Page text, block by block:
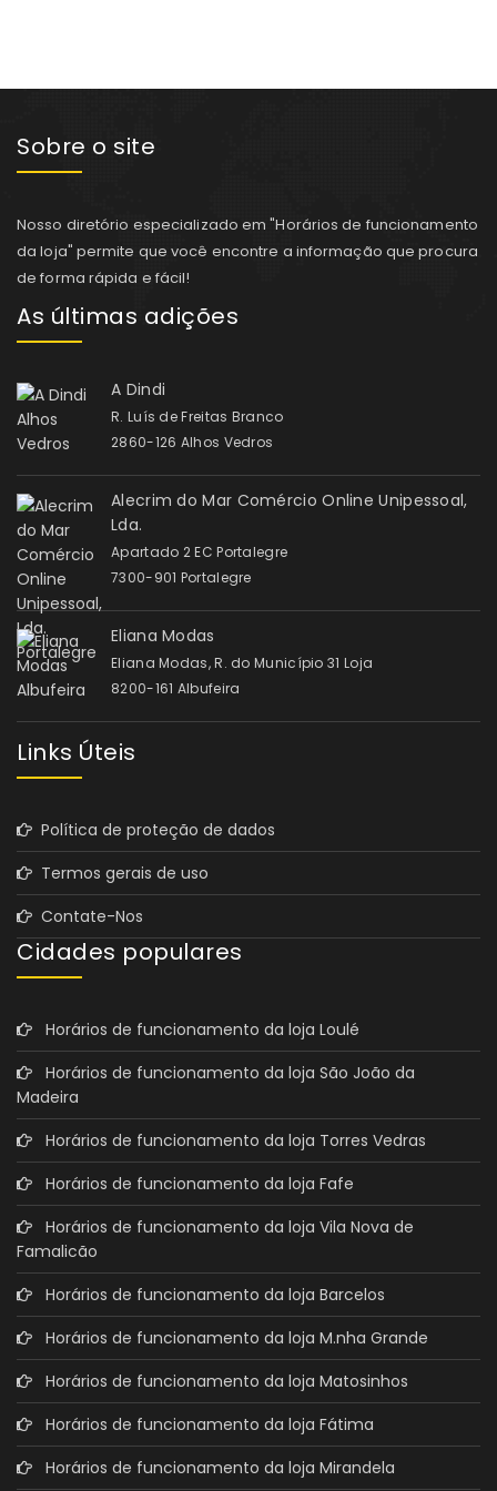
Sobre o site
Nosso diretório especializado em "Horários de funcionamento
da loja" permite que você encontre a informação que procura
de forma rápida e fácil!
As últimas adições
A Dindi
R. Luís de Freitas Branco
2860-126 Alhos Vedros
Alecrim do Mar Comércio Online Unipessoal,
Lda.
Apartado 2 EC Portalegre
7300-901 Portalegre
Eliana Modas
Eliana Modas, R. do Município 31 Loja
8200-161 Albufeira
Links Úteis
Política de proteção de dados
Termos gerais de uso
Contate-Nos
Cidades populares
Horários de funcionamento da loja Loulé
Horários de funcionamento da loja São João da
Madeira
Horários de funcionamento da loja Torres Vedras
Horários de funcionamento da loja Fafe
Horários de funcionamento da loja Vila Nova de
Famalicão
Horários de funcionamento da loja Barcelos
Horários de funcionamento da loja M.nha Grande
Horários de funcionamento da loja Matosinhos
Horários de funcionamento da loja Fátima
Horários de funcionamento da loja Mirandela